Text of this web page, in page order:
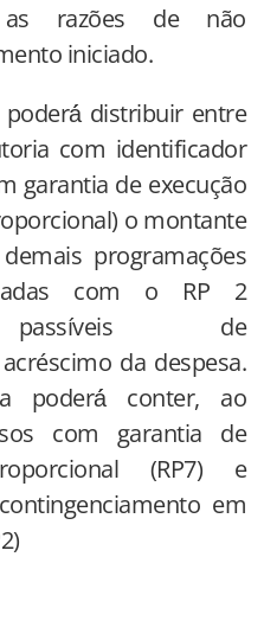
as razões de não
iniciado.
poderá́ distribuir entre
com identificador
garantia de execução
o montante
programações
com o RP 2
passíveis de
da despesa.
poderá́ conter, ao
com garantia de
(RP7) e
em